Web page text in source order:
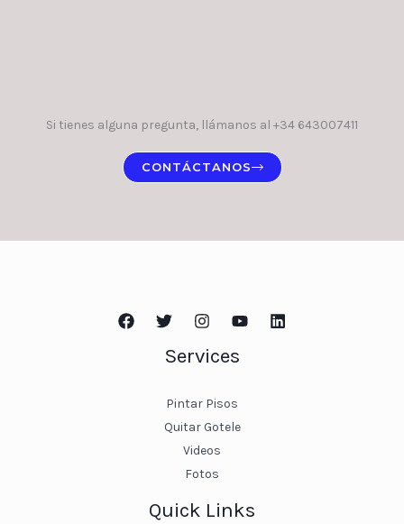
Si tienes alguna pregunta, llámanos al +34 643007411
CONTÁCTANOS
Services
Pintar Pisos
Quitar Gotele
Videos
Fotos
Quick Links